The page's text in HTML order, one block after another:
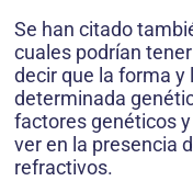
Se han citado
cuales podrían
decir que la forma y
determinada
factores genéticos
ver en la presencia
refractivos.